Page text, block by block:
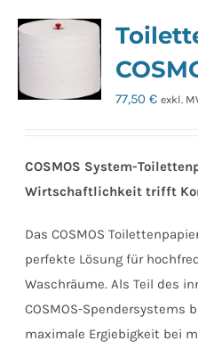
77,50€ exkl.
COSMOS System-
Wirtschaftlichkeit trifft
Das COSMOS
perfekte Lösung für
Waschräume. Als Teil des
COSMOS-Spendersystems
maximale Ergiebigkeit bei